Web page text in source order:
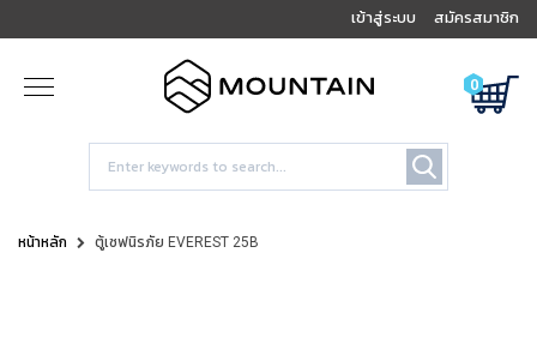
เข้าสู่ระบบ สมัครสมาชิก
0
หน้าหลัก ตู้เซฟนิรภัย EVEREST 25B